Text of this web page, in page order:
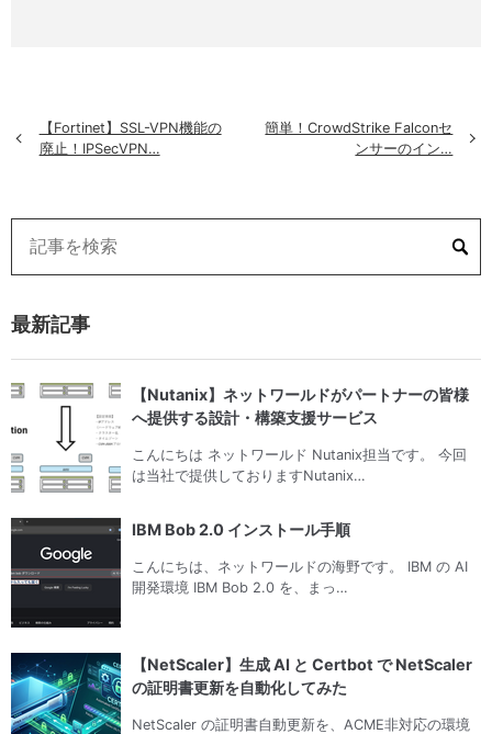
«
【Fortinet】SSL-VPN機能の
廃止！IPSecVPN…
簡単！CrowdStrike Falconセ
ンサーのイン…
»
最新記事
【Nutanix】ネットワールドがパートナーの皆様
へ提供する設計・構築支援サービス
こんにちは ネットワールド Nutanix担当です。 今回
は当社で提供しておりますNutanix…
IBM Bob 2.0 インストール手順
こんにちは、ネットワールドの海野です。 IBM の AI
開発環境 IBM Bob 2.0 を、まっ…
【NetScaler】生成 AI と Certbot で NetScaler
の証明書更新を自動化してみた
NetScaler の証明書自動更新を、ACME非対応の環境